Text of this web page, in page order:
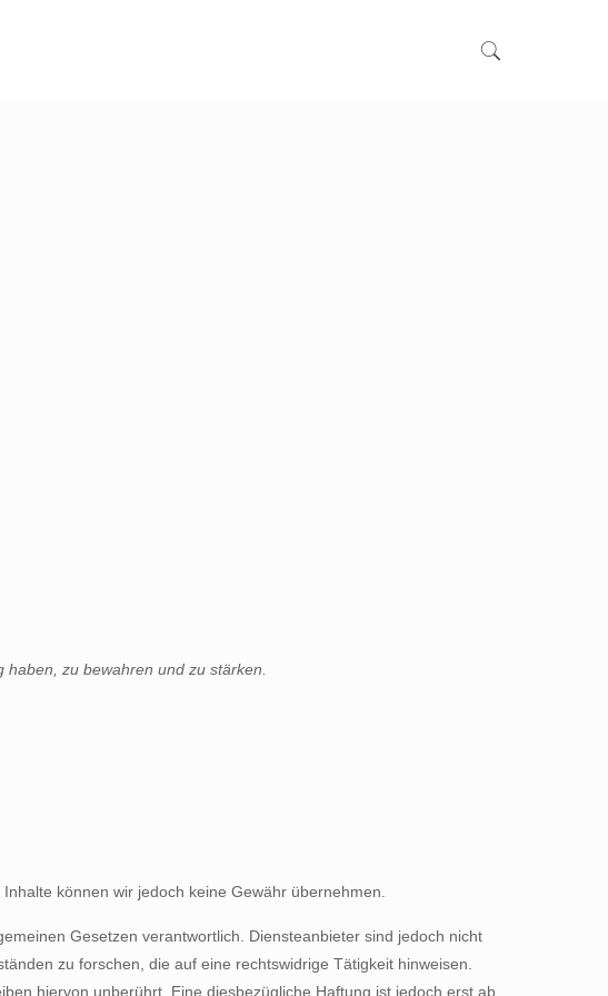
zu bewahren und zu stärken.
können wir jedoch keine Gewähr übernehmen.
Gesetzen verantwortlich. Diensteanbieter sind jedoch nicht
zu forschen, die auf eine rechtswidrige Tätigkeit hinweisen.
hiervon unberührt. Eine diesbezügliche Haftung ist jedoch erst ab